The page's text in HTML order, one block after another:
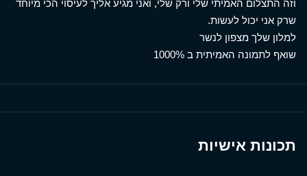
וזה התצלום האמיתי שלי ורק שלי, ואני מגיע אליך לעיסוי הכי מיוחד
שרק אני יכול לעשות.
למלון שלך מצפון לנשר
שואף לתמונה האמיתית ב 1000%
תכונות אישיות